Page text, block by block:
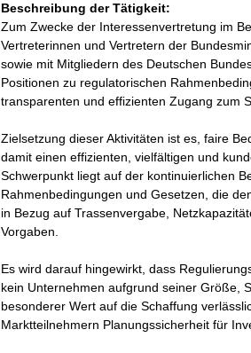
Beschreibung der Tätigkeit:
Zum Zwecke der Interessenvertretung im
Vertreterinnen und Vertretern der
sowie mit Mitgliedern des Deutschen
Positionen zu regulatorischen
transparenten und effizienten Zugang zum
Zielsetzung dieser Aktivitäten ist es, faire
damit einen effizienten, vielfältigen und
Schwerpunkt liegt auf der kontinuierlichen
Rahmenbedingungen und Gesetzen, die
in Bezug auf Trassenvergabe,
Vorgaben.
Es wird darauf hingewirkt, dass
kein Unternehmen aufgrund seiner Größe,
besonderer Wert auf die Schaffung
Marktteilnehmern Planungssicherheit für